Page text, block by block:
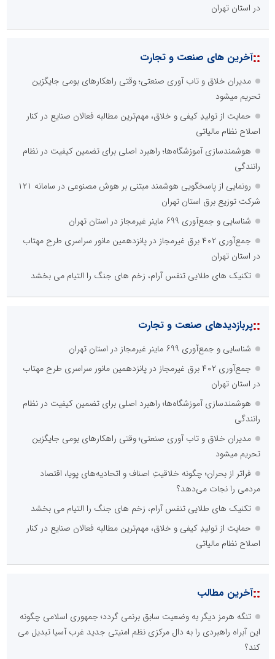
در استان تهران
::آخرین های صنعت و تجارت
مدیران خلاق و تاب آوری صنعتی؛ وقتی راهکارهای بومی جایگزین
تحریم میشود
حمایت از تولیدِ کیفی و خلاق، مهم‌ترین مطالبه فعالان صنایع در کنار
اصلاح نظام مالیاتی
هوشمندسازی آموزشگاه‌ها؛ راهبرد اصلی برای تضمین کیفیت در نظام
رانندگی
رونمایی از پاسخگویی هوشمند مبتنی بر هوش مصنوعی در سامانه ۱۲۱
شرکت توزیع برق استان تهران
شناسایی و جمع‌آوری 699 ماینر غیرمجاز در استان تهران
جمع‌آوری ۴۰۲ برق غیرمجاز در پانزدهمین مانور سراسری طرح مهتاب
در استان تهران
تکنیک های طلایی تنفس آرام، زخم های جنگ را التیام می بخشد
::پربازدیدهای صنعت و تجارت
شناسایی و جمع‌آوری 699 ماینر غیرمجاز در استان تهران
جمع‌آوری ۴۰۲ برق غیرمجاز در پانزدهمین مانور سراسری طرح مهتاب
در استان تهران
هوشمندسازی آموزشگاه‌ها؛ راهبرد اصلی برای تضمین کیفیت در نظام
رانندگی
مدیران خلاق و تاب آوری صنعتی؛ وقتی راهکارهای بومی جایگزین
تحریم میشود
فراتر از بحران؛ چگونه خلاقیتِ اصناف و اتحادیه‌های پویا، اقتصاد
مردمی را نجات می‌دهد؟
تکنیک های طلایی تنفس آرام، زخم های جنگ را التیام می بخشد
حمایت از تولیدِ کیفی و خلاق، مهم‌ترین مطالبه فعالان صنایع در کنار
اصلاح نظام مالیاتی
::آخرین مطالب
تنگه هرمز دیگر به وضعیت سابق برنمی گردد؛ جمهوری اسلامی چگونه
این آبراه راهبردی را به دال مرکزی نظم امنیتی جدید غرب آسیا تبدیل می
کند؟